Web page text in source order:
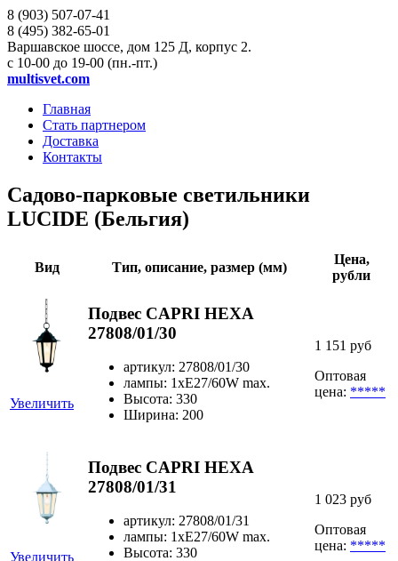
8 (903) 507-07-41
8 (495) 382-65-01
Варшавское шоссе, дом 125 Д, корпус 2.
с 10-00 до 19-00 (пн.-пт.)
multisvet.com
Главная
Стать партнером
Доставка
Контакты
Садово-парковые светильники
LUCIDE (Бельгия)
Вид Тип, описание, размер (мм)
Цена,
рубли
Увеличить
Подвес CAPRI HEXA
27808/01/30
артикул: 27808/01/30
лампы: 1xE27/60W max.
Высота: 330
Ширина: 200
1 151 руб
Оптовая
цена: *****
Увеличить
Подвес CAPRI HEXA
27808/01/31
артикул: 27808/01/31
лампы: 1xE27/60W max.
Высота: 330
1 023 руб
Оптовая
цена: *****